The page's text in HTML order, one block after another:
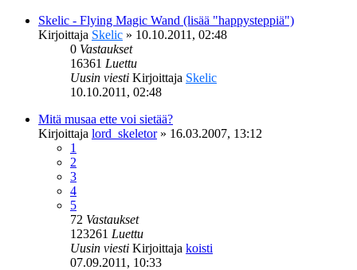
Skelic - Flying Magic Wand (lisää "happysteppiä")
Kirjoittaja Skelic » 10.10.2011, 02:48
0 Vastaukset
16361 Luettu
Uusin viesti Kirjoittaja Skelic
10.10.2011, 02:48
Mitä musaa ette voi sietää?
Kirjoittaja lord_skeletor» 16.03.2007, 13:12
1
2
3
4
5
72 Vastaukset
123261 Luettu
Uusin viesti Kirjoittaja koisti
07.09.2011, 10:33